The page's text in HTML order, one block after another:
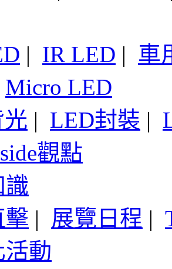
| IR LED | 車
Micro LED
| LED封裝 |
觀點
識
擊 | 展覽日程 |
動